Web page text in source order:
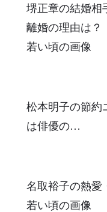
堺正章の結婚相
離婚の理由は？
若い頃の画像
松本明子の節約
は俳優の…
名取裕子の熱愛
若い頃の画像